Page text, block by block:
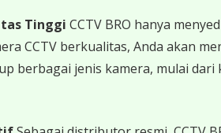
Tinggi CCTV BRO hanya
CCTV berkualitas, Anda akan
berbagai jenis kamera, mulai